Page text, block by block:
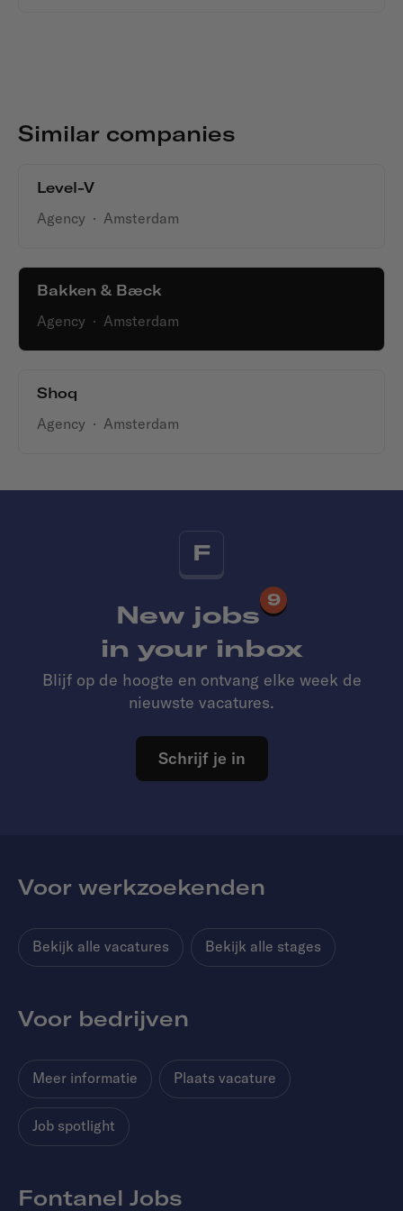
Similar companies
Level-V
Agency · Amsterdam
Bakken & Bæck
Agency · Amsterdam
Shoq
Agency · Amsterdam
F
New jobs
9
in your inbox
Blijf op de hoogte en ontvang elke week de
nieuwste vacatures.
Schrijf je in
Voor werkzoekenden
Bekijk alle vacatures Bekijk alle stages
Voor bedrijven
Meer informatie Plaats vacature
Job spotlight
Fontanel Jobs